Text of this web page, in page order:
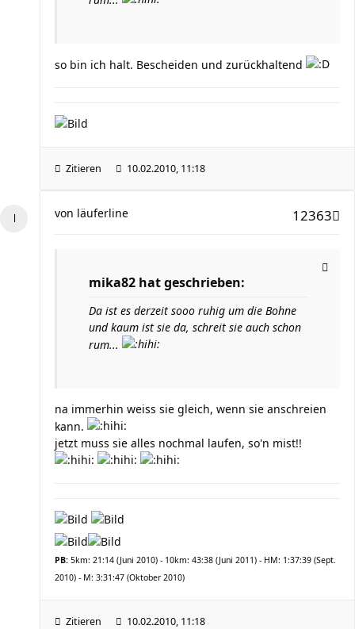
so bin ich halt. Bescheiden und zurückhaltend
Zitieren 10.02.2010, 11:18
12363
von läuferline
mika82 hat geschrieben:
Da ist es derzeit sooo ruhig um die Bohne
und kaum ist sie da, schreit sie auch schon
rum...
na immerhin weiss sie gleich, wenn sie anschreien
kann.
jetzt muss sie alles nochmal laufen, so'n mist!!
PB: 5km: 21:14 (Juni 2010) - 10km: 43:38 (Juni 2011) - HM: 1:37:39 (Sept.
2010) - M: 3:31:47 (Oktober 2010)
Zitieren 10.02.2010, 11:18